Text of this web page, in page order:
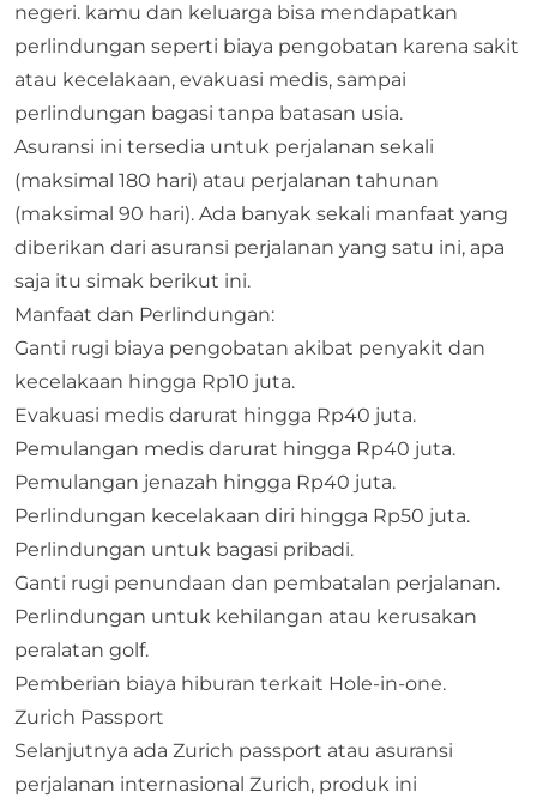
negeri. kamu dan keluarga bisa mendapatkan
perlindungan seperti biaya pengobatan karena sakit
atau kecelakaan, evakuasi medis, sampai
perlindungan bagasi tanpa batasan usia.
Asuransi ini tersedia untuk perjalanan sekali
(maksimal 180 hari) atau perjalanan tahunan
(maksimal 90 hari). Ada banyak sekali manfaat yang
diberikan dari asuransi perjalanan yang satu ini, apa
saja itu simak berikut ini.
Manfaat dan Perlindungan:
Ganti rugi biaya pengobatan akibat penyakit dan
kecelakaan hingga Rp10 juta.
Evakuasi medis darurat hingga Rp40 juta.
Pemulangan medis darurat hingga Rp40 juta.
Pemulangan jenazah hingga Rp40 juta.
Perlindungan kecelakaan diri hingga Rp50 juta.
Perlindungan untuk bagasi pribadi.
Ganti rugi penundaan dan pembatalan perjalanan.
Perlindungan untuk kehilangan atau kerusakan
peralatan golf.
Pemberian biaya hiburan terkait Hole-in-one.
Zurich Passport
Selanjutnya ada Zurich passport atau asuransi
perjalanan internasional Zurich, produk ini